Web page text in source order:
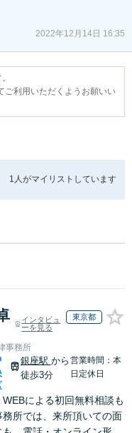
2022年12月14日 16:35
ご利用いただくようお願いい
1人がマイリストしています
インタビュ
ーを見る
東京都
事務所
銀座駅 から
徒歩3分
営業時間：本
日定休日
WEBによる初回無料相談も
務所では、来所頂いての面